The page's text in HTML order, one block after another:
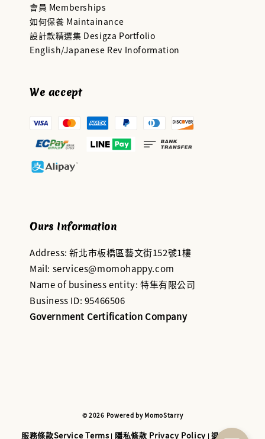
會員 Memberships
如何保養 Maintainance
設計款精選集 Desigza Portfolio
English/Japanese Rev Inoformation
We accept
Ours Information
Address: 新北市板橋區藝文街152號1樓
Mail: services@momohappy.com
Name of business entity: 特隼有限公司
Business ID: 95466506
Government Certification Company
© 2026 Powered by MomoStarry
服務條款Service Terms | 隱私條款 Privacy Policy |退款與退